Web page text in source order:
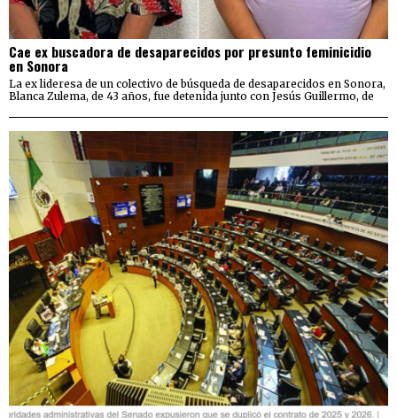
Cae ex buscadora de desaparecidos por presunto feminicidio
en Sonora
La ex lideresa de un colectivo de búsqueda de desaparecidos en Sonora,
Blanca Zulema, de 43 años, fue detenida junto con Jesús Guillermo, de